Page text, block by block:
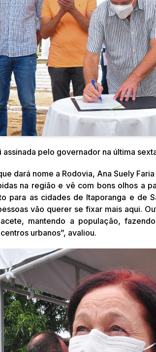
pelo governador na última
dará nome a Rodovia, Ana Suely
na região e vê com bons olhos a
para as cidades de Itaporanga e de
vão querer se fixar mais aqui.
mantendo a população,
urbanos”, avaliou.